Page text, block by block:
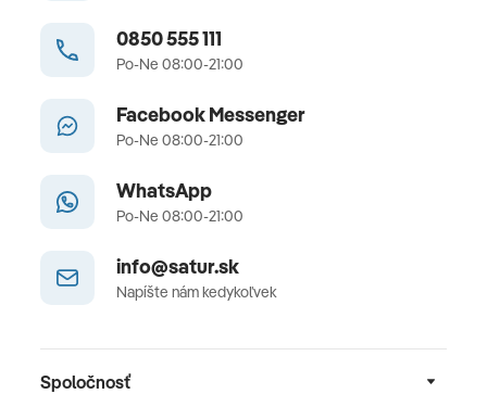
0850 555 111
Po-Ne 08:00-21:00
Facebook Messenger
Po-Ne 08:00-21:00
WhatsApp
Po-Ne 08:00-21:00
info@satur.sk
Napíšte nám kedykoľvek
Spoločnosť